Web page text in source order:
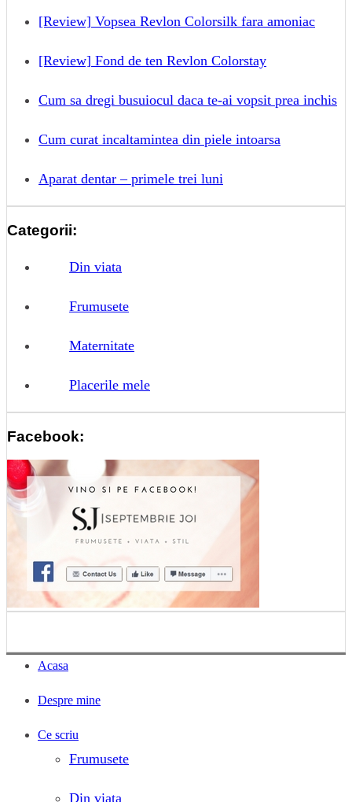
[Review] Vopsea Revlon Colorsilk fara amoniac
[Review] Fond de ten Revlon Colorstay
Cum sa dregi busuiocul daca te-ai vopsit prea inchis
Cum curat incaltamintea din piele intoarsa
Aparat dentar – primele trei luni
Categorii:
Din viata
Frumusete
Maternitate
Placerile mele
Facebook:
Acasa
Despre mine
Ce scriu
Frumusete
Din viata